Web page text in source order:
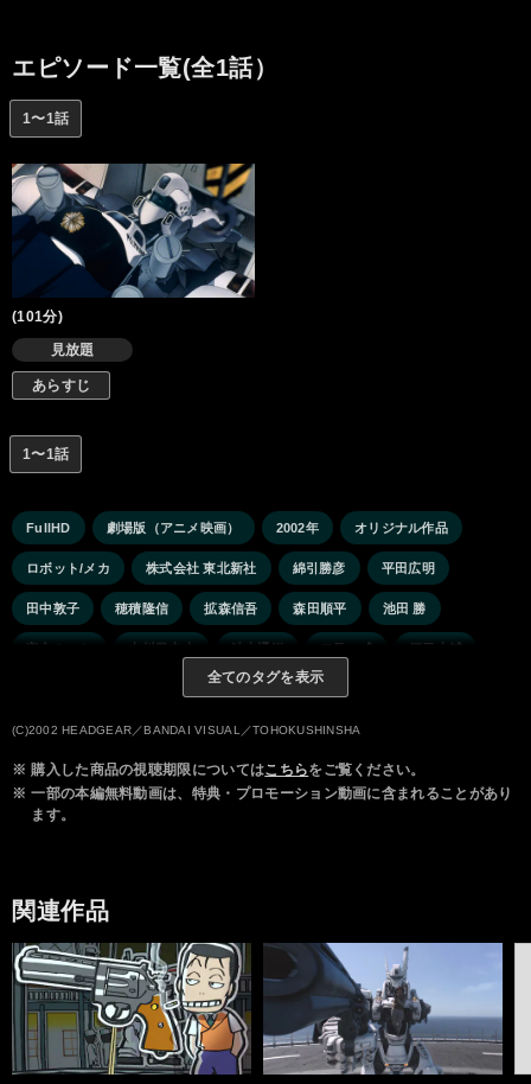
なお化けハゼが釣れるようになった」という証言を聞く。やがて
今度は、海底探査レイバーが潰されるという事件が起きる。破壊
される直前の映像には、巨大な魚のヒレらしきものが映ってい
た…。
エピソード一覧(全1話）
1〜1話
(101分)
見放題
あらすじ
1〜1話
FullHD 劇場版（アニメ映画） 2002年 オリジナル作品
ロボット/メカ 株式会社 東北新社 綿引勝彦 平田広明
田中敦子 穂積隆信 拡森信吾 森田順平 池田 勝
富永みーな 古川登志夫 池水通洋 二又一成 郷里大輔
全てのタグを表示
(C)2002 HEADGEAR／BANDAI VISUAL／TOHOKUSHINSHA
※ 購入した商品の視聴期限についてはこちらをご覧ください。
※ 一部の本編無料動画は、特典・プロモーション動画に含まれることがあり
ます。
関連作品